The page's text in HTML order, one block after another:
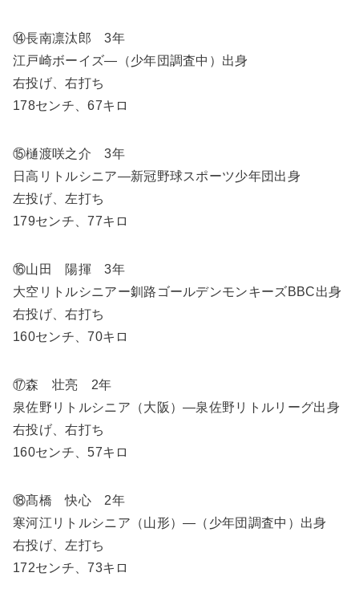
⑭長南凛汰郎 3年
江戸崎ボーイズ―（少年団調査中）出身
右投げ、右打ち
178センチ、67キロ
⑮樋渡咲之介 3年
日高リトルシニア―新冠野球スポーツ少年団出身
左投げ、左打ち
179センチ、77キロ
⑯山田 陽揮 3年
大空リトルシニアー釧路ゴールデンモンキーズBBC出身
右投げ、右打ち
160センチ、70キロ
⑰森 壮亮 2年
泉佐野リトルシニア（大阪）―泉佐野リトルリーグ出身
右投げ、右打ち
160センチ、57キロ
⑱髙橋 快心 2年
寒河江リトルシニア（山形）―（少年団調査中）出身
右投げ、左打ち
172センチ、73キロ